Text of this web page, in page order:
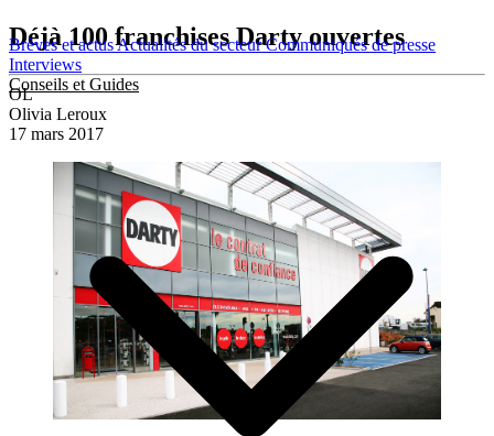
Brèves et actusActualités du secteurCommuniqués de presse
Interviews
Conseils et Guides
Déjà 100 franchises Darty ouvertes
OL
Olivia Leroux
17 mars 2017